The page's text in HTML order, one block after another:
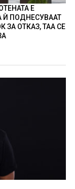
Е
Ѝ ПОДНЕСУВААТ
ОТКАЗ, ТАА СЕ